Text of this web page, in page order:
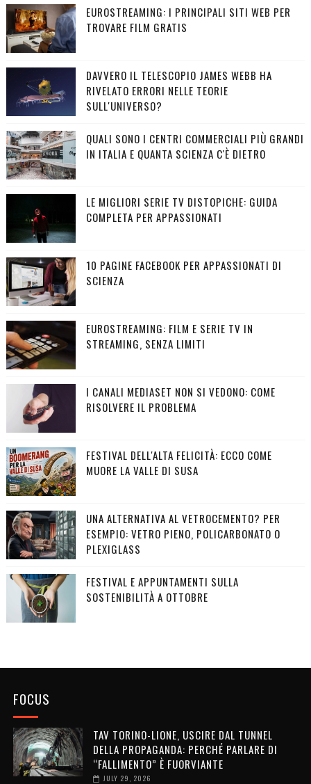
EUROSTREAMING: I PRINCIPALI SITI WEB PER
TROVARE FILM GRATIS
DAVVERO IL TELESCOPIO JAMES WEBB HA
RIVELATO ERRORI NELLE TEORIE
SULL'UNIVERSO?
QUALI SONO I CENTRI COMMERCIALI PIÙ GRANDI
IN ITALIA E QUANTA SCIENZA C'È DIETRO
LE MIGLIORI SERIE TV DISTOPICHE: GUIDA
COMPLETA PER APPASSIONATI
10 PAGINE FACEBOOK PER APPASSIONATI DI
SCIENZA
EUROSTREAMING: FILM E SERIE TV IN
STREAMING, SENZA LIMITI
I CANALI MEDIASET NON SI VEDONO: COME
RISOLVERE IL PROBLEMA
FESTIVAL DELL'ALTA FELICITÀ: ECCO COME
MUORE LA VALLE DI SUSA
UNA ALTERNATIVA AL VETROCEMENTO? PER
ESEMPIO: VETRO PIENO, POLICARBONATO O
PLEXIGLASS
FESTIVAL E APPUNTAMENTI SULLA
SOSTENIBILITÀ A OTTOBRE
FOCUS
TAV TORINO-LIONE, USCIRE DAL TUNNEL
DELLA PROPAGANDA: PERCHÉ PARLARE DI
“FALLIMENTO” È FUORVIANTE
JULY 29, 2026